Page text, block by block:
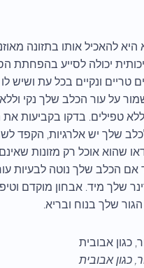
להאכיל אותו בתזונה
תזונה איכותית יכולה לסייע
טריים ונקיים בכל עת ושיש
על עור הכלב שלך נקי
טפילים. בדקו בקביעות
שלך יש אלרגיות, הקפד
שהוא אוכל רק מזונות
אם הכלב שלך נוטה לבעיות
שלך מיד. אבחון מוקדם
שלך בנוח ובריא.
כגון אבובית